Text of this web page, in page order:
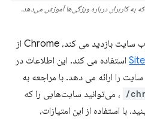
به کاربران درباره ویژگی‌ها آموزش می‌دهد.
وقتی کاربر به طور منظم از یک وب سایت بازدید می کند، Chrome از
استفاده می کند. این اطلاعات در
را ارائه می دهد. با مراجعه به
، می‌توانید سایت‌هایی را که
با استفاده از این امتیازات،